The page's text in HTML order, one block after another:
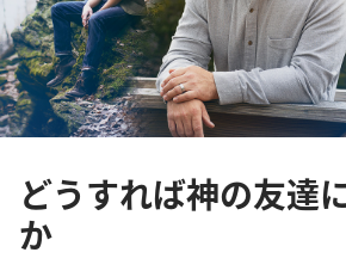
どうすれば神の友達
か